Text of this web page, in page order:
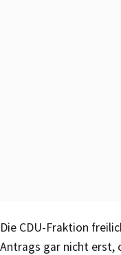
Die CDU-Fraktion
Antrags gar nicht erst,